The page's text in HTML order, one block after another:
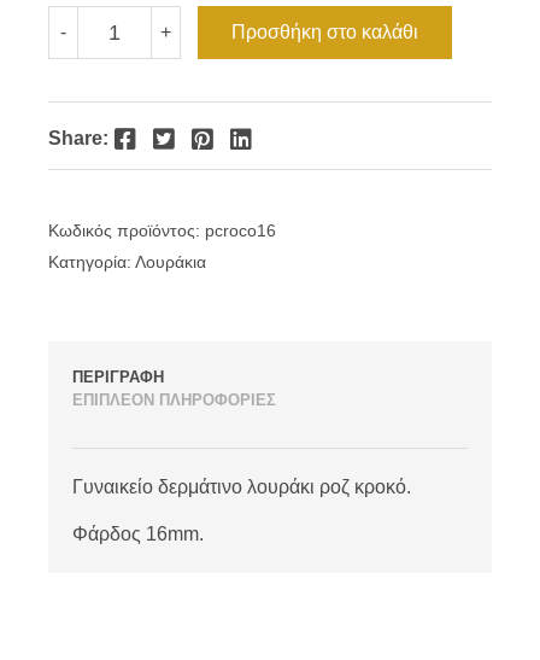
-
δερμάτινο
λουράκι
κροκό
16mm
ποσότητα
+ Προσθήκη στο καλάθι
Share: Facebook Twitter Pinterest LinkedIn
Κωδικός προϊόντος: pcroco16
Κατηγορία: Λουράκια
ΠΕΡΙΓΡΑΦΗ
ΕΠΙΠΛΕΟΝ ΠΛΗΡΟΦΟΡΙΕΣ
Γυναικείο δερμάτινο λουράκι ροζ κροκό.
Φάρδος 16mm.